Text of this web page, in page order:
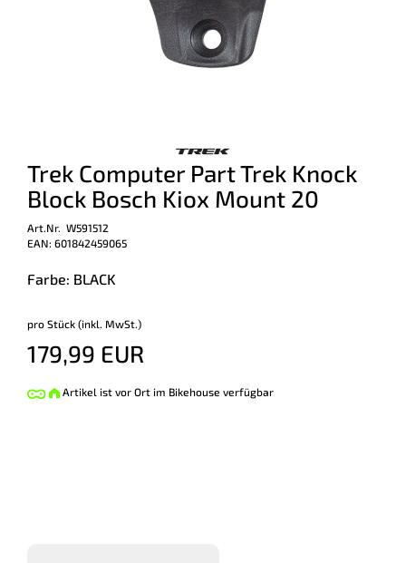
Trek Computer Part Trek Knock
Block Bosch Kiox Mount 20
Art.Nr. W591512
EAN: 601842459065
Farbe: BLACK
pro Stück (inkl. MwSt.)
179,99 EUR
Artikel ist vor Ort im Bikehouse verfügbar